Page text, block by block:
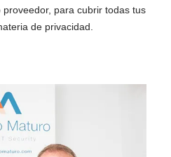
para cubrir todas tus
de privacidad.